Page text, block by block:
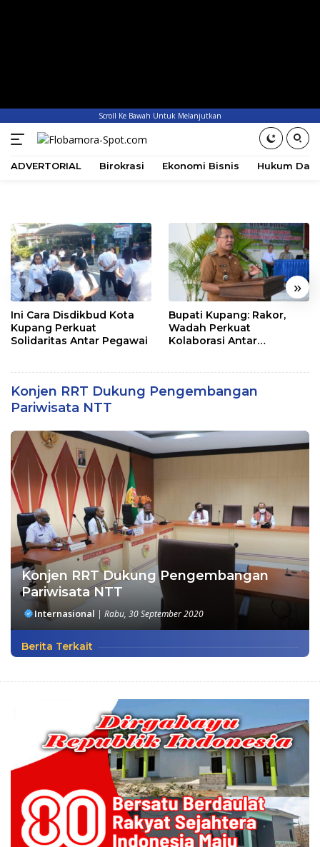
Scroll Ke Bawah Untuk Melanjutkan
ADVERTORIAL Birokrasi Ekonomi Bisnis Hukum
« »
Ini Cara Disdikbud Kota
Kupang Perkuat
Solidaritas Antar Pegawai
Bupati Kupang: Rakor,
Wadah Perkuat
Kolaborasi Antar
Konjen RRT Dukung Pengembangan
Pariwisata NTT
Konjen RRT Dukung Pengembangan
Pariwisata NTT
Internasional | Rabu, 30 September 2020
Berita Terkait